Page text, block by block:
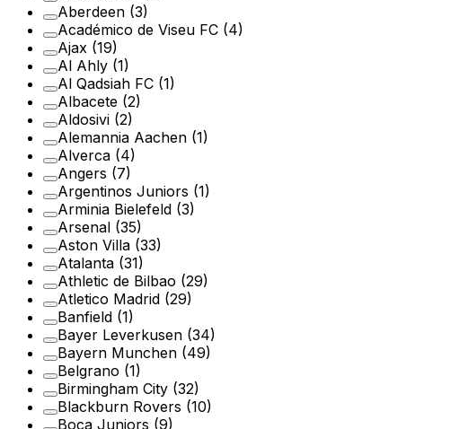
Aberdeen (3)
Académico de Viseu FC (4)
Ajax (19)
Al Ahly (1)
Al Qadsiah FC (1)
Albacete (2)
Aldosivi (2)
Alemannia Aachen (1)
Alverca (4)
Angers (7)
Argentinos Juniors (1)
Arminia Bielefeld (3)
Arsenal (35)
Aston Villa (33)
Atalanta (31)
Athletic de Bilbao (29)
Atletico Madrid (29)
Banfield (1)
Bayer Leverkusen (34)
Bayern Munchen (49)
Belgrano (1)
Birmingham City (32)
Blackburn Rovers (10)
Boca Juniors (9)